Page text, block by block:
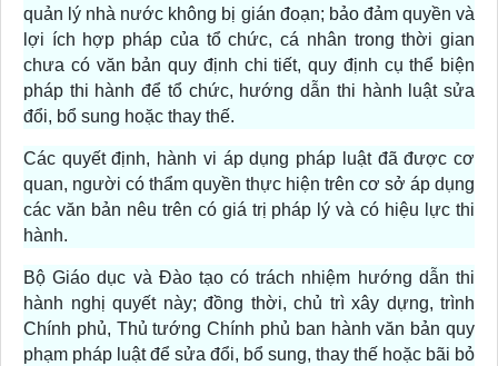
quản lý nhà nước không bị gián đoạn; bảo đảm quyền và
lợi ích hợp pháp của tổ chức, cá nhân trong thời gian
chưa có văn bản quy định chi tiết, quy định cụ thể biện
pháp thi hành để tổ chức, hướng dẫn thi hành luật sửa
đổi, bổ sung hoặc thay thế.
Các quyết định, hành vi áp dụng pháp luật đã được cơ
quan, người có thẩm quyền thực hiện trên cơ sở áp dụng
các văn bản nêu trên có giá trị pháp lý và có hiệu lực thi
hành.
Bộ Giáo dục và Đào tạo có trách nhiệm hướng dẫn thi
hành nghị quyết này; đồng thời, chủ trì xây dựng, trình
Chính phủ, Thủ tướng Chính phủ ban hành văn bản quy
phạm pháp luật để sửa đổi, bổ sung, thay thế hoặc bãi bỏ